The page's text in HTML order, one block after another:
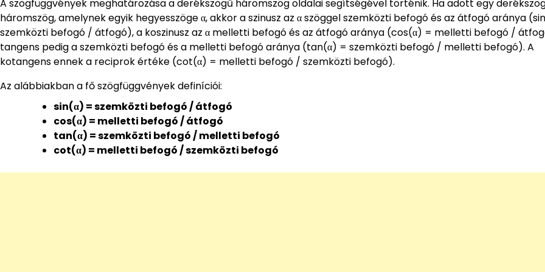
A szögfüggvények meghatározása a derékszögű háromszög oldalai segítségével történik. Ha adott egy
háromszög, amelynek egyik hegyesszöge α, akkor a szinusz az α szöggel szemközti befogó és az átfogó aránya
szemközti befogó / átfogó), a koszinusz az α melletti befogó és az átfogó aránya (cos(α) = melletti befogó /
tangens pedig a szemközti befogó és a melletti befogó aránya (tan(α) = szemközti befogó / melletti befogó). A
kotangens ennek a reciprok értéke (cot(α) = melletti befogó / szemközti befogó).
Az alábbiakban a fő szögfüggvények definíciói:
sin(α) = szemközti befogó / átfogó
cos(α) = melletti befogó / átfogó
tan(α) = szemközti befogó / melletti befogó
cot(α) = melletti befogó / szemközti befogó